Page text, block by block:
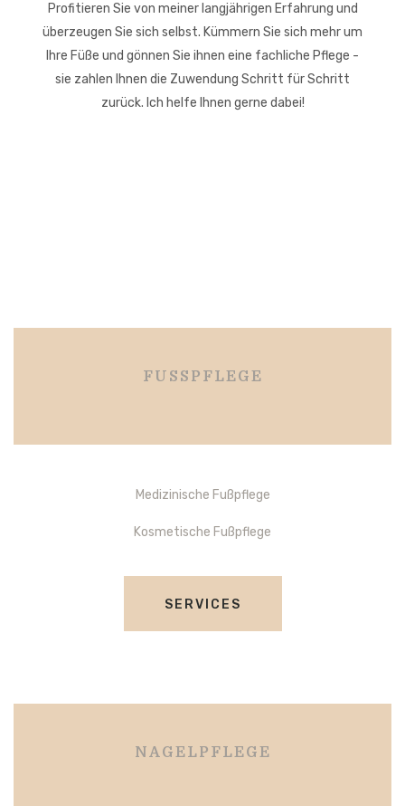
Profitieren Sie von meiner langjährigen Erfahrung und
überzeugen Sie sich selbst. Kümmern Sie sich mehr um
Ihre Füße und gönnen Sie ihnen eine fachliche Pflege -
sie zahlen Ihnen die Zuwendung Schritt für Schritt
zurück. Ich helfe Ihnen gerne dabei!
FUSSPFLEGE
Medizinische Fußpflege
Kosmetische Fußpflege
SERVICES
NAGELPFLEGE